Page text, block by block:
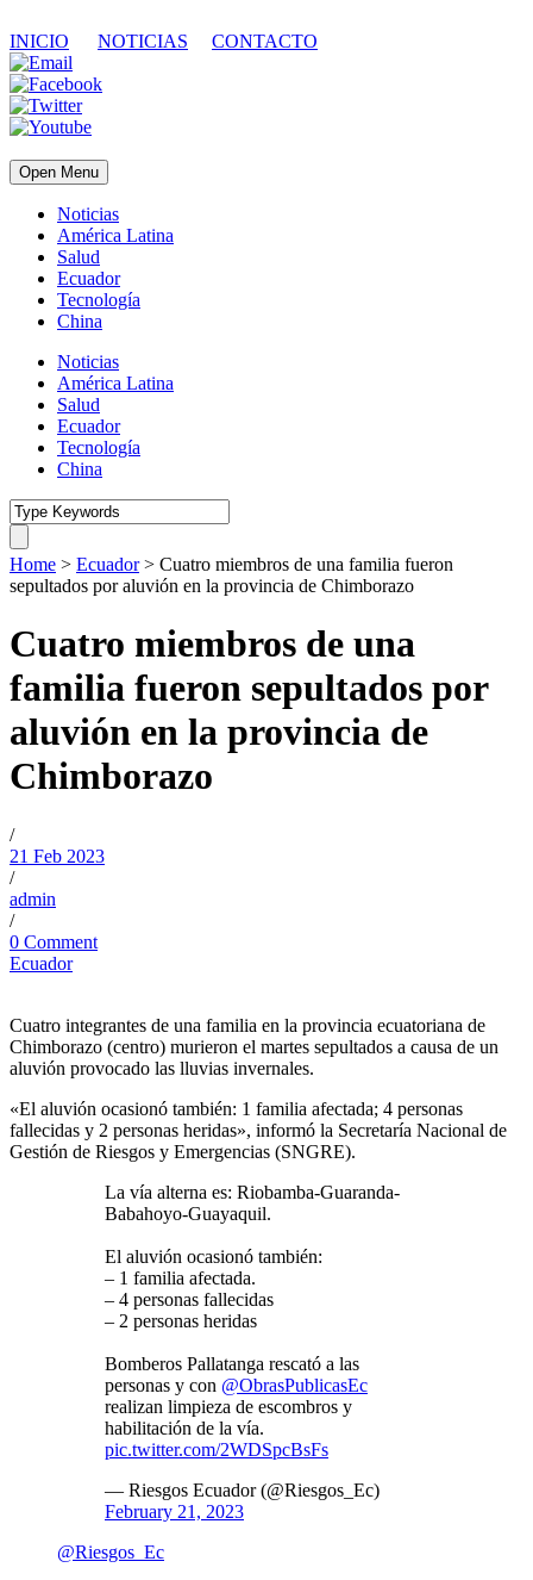
INICIO NOTICIAS CONTACTO
Open Menu
Noticias
América Latina
Salud
Ecuador
Tecnología
China
Noticias
América Latina
Salud
Ecuador
Tecnología
China
Home > Ecuador > Cuatro miembros de una familia fueron
sepultados por aluvión en la provincia de Chimborazo
Cuatro miembros de una
familia fueron sepultados por
aluvión en la provincia de
Chimborazo
/
21 Feb 2023
/
admin
/
0 Comment
Ecuador
Cuatro integrantes de una familia en la provincia ecuatoriana de
Chimborazo (centro) murieron el martes sepultados a causa de un
aluvión provocado las lluvias invernales.
«El aluvión ocasionó también: 1 familia afectada; 4 personas
fallecidas y 2 personas heridas», informó la Secretaría Nacional de
Gestión de Riesgos y Emergencias (SNGRE).
La vía alterna es: Riobamba-Guaranda-
Babahoyo-Guayaquil.
El aluvión ocasionó también:
– 1 familia afectada.
– 4 personas fallecidas
– 2 personas heridas
Bomberos Pallatanga rescató a las
personas y con @ObrasPublicasEc
realizan limpieza de escombros y
habilitación de la vía.
pic.twitter.com/2WDSpcBsFs
— Riesgos Ecuador (@Riesgos_Ec)
February 21, 2023
@Riesgos_Ec